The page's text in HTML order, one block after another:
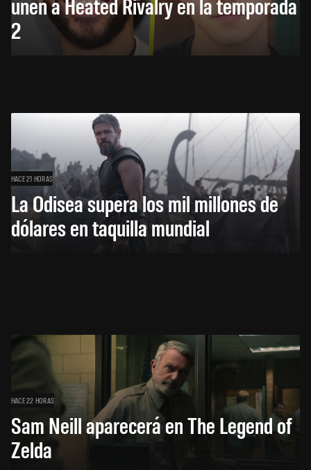
2
HACE 21 HORAS
La Odisea supera los mil millones de
dólares en taquilla mundial
HACE 22 HORAS
Sam Neill aparecerá en The Legend of
Zelda